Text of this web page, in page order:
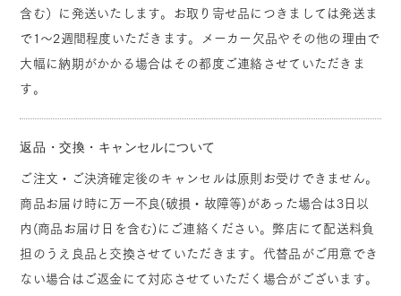
含む）に発送いたします。お取り寄せ品につきましては発送ま
で1～2週間程度いただきます。メーカー欠品やその他の理由で
大幅に納期がかかる場合はその都度ご連絡させていただきま
す。
返品・交換・キャンセルについて
ご注文・ご決済確定後のキャンセルは原則お受けできません。
商品お届け時に万一不良(破損・故障等)があった場合は3日以
内(商品お届け日を含む)にご連絡ください。弊店にて配送料負
担のうえ良品と交換させていただきます。代替品がご用意でき
ない場合はご返金にて対応させていただく場合がございます。